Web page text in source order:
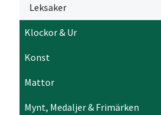
Leksaker
Klockor & Ur
Konst
Mattor
Mynt, Medaljer & Frimärken